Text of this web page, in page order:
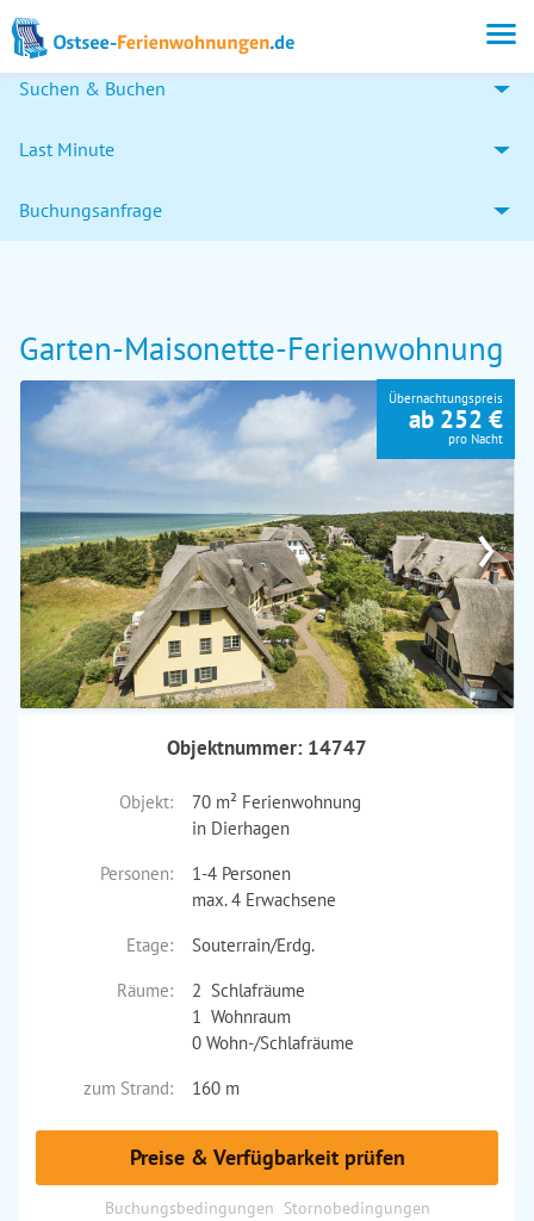
Suchen & Buchen
Last Minute
Buchungsanfrage
Garten-Maisonette-Ferienwohnung
›
Übernachtungspreis
ab 252 €
pro Nacht
Objektnummer: 14747
Objekt:
70 m² Ferienwohnung
in Dierhagen
Personen:
1-4 Personen
max. 4 Erwachsene
Etage:
Souterrain/Erdg.
Räume:
2 Schlafräume
1 Wohnraum
0 Wohn-/Schlafräume
zum Strand:
160 m
Preise & Verfügbarkeit prüfen
Buchungsbedingungen Stornobedingungen